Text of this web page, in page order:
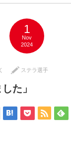
1
Nov
2024
ステラ選手
た」